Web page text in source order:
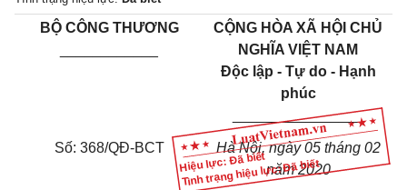
Hiệu lực: Đã biết
Tình trạng hiệu lực: Đã biết
BỘ CÔNG THƯƠNG
CỘNG HÒA XÃ HỘI CHỦ
NGHĨA VIỆT NAM
Độc lập - Tự do - Hạnh
phúc
________________
Số: 368/QĐ-BCT
Hà Nội, ngày 05 tháng 02
năm 2020